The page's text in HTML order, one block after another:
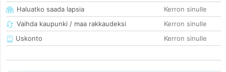
Haluatko saada lapsia
Kerron sinulle
Vaihda kaupunki / maa rakkaudeksi
Kerron sinulle
Uskonto
Kerron sinulle